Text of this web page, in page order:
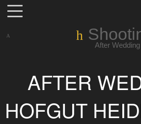
After Wedding
AFTER
HOFGUT